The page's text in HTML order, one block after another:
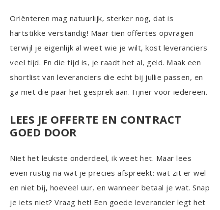
Oriënteren mag natuurlijk, sterker nog, dat is
hartstikke verstandig! Maar tien offertes opvragen
terwijl je eigenlijk al weet wie je wilt, kost leveranciers
veel tijd. En die tijd is, je raadt het al, geld. Maak een
shortlist van leveranciers die echt bij jullie passen, en
ga met die paar het gesprek aan. Fijner voor iedereen.
LEES JE OFFERTE EN CONTRACT
GOED DOOR
Niet het leukste onderdeel, ik weet het. Maar lees
even rustig na wat je precies afspreekt: wat zit er wel
en niet bij, hoeveel uur, en wanneer betaal je wat. Snap
je iets niet? Vraag het! Een goede leverancier legt het